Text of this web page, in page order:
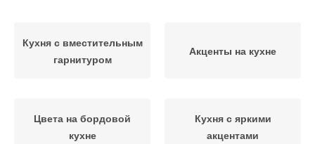
Кухня с вместительным
гарнитуром
Акценты на кухне
Цвета на бордовой
кухне
Кухня с яркими
акцентами